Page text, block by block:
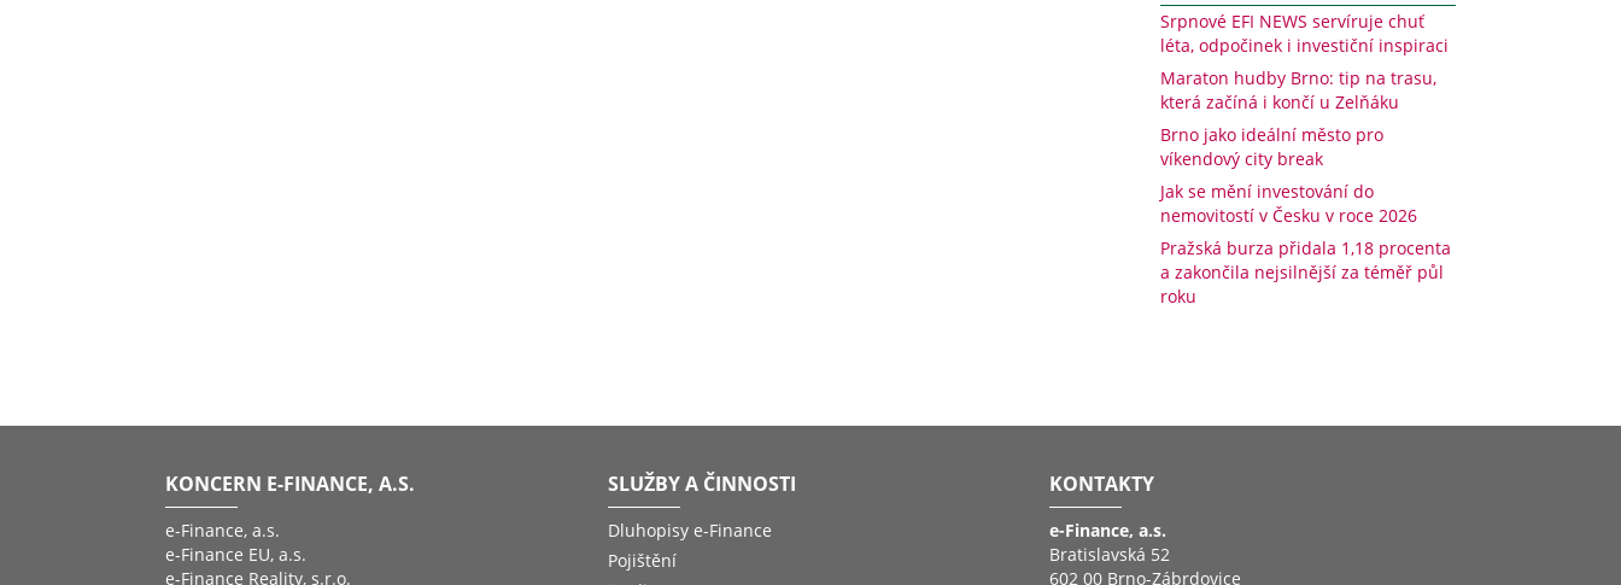
Srpnové EFI NEWS servíruje chuť
léta, odpočinek i investiční inspiraci
Maraton hudby Brno: tip na trasu,
která začíná i končí u Zelňáku
Brno jako ideální město pro
víkendový city break
Jak se mění investování do
nemovitostí v Česku v roce 2026
Pražská burza přidala 1,18 procenta
a zakončila nejsilnější za téměř půl
roku
KONCERN E-FINANCE, A.S.
e-Finance, a.s.
e-Finance EU, a.s.
e-Finance Reality, s.r.o.
SLUŽBY A ČINNOSTI
Dluhopisy e-Finance
Pojištění
KONTAKTY
e-Finance, a.s.
Bratislavská 52
602 00 Brno-Zábrdovice